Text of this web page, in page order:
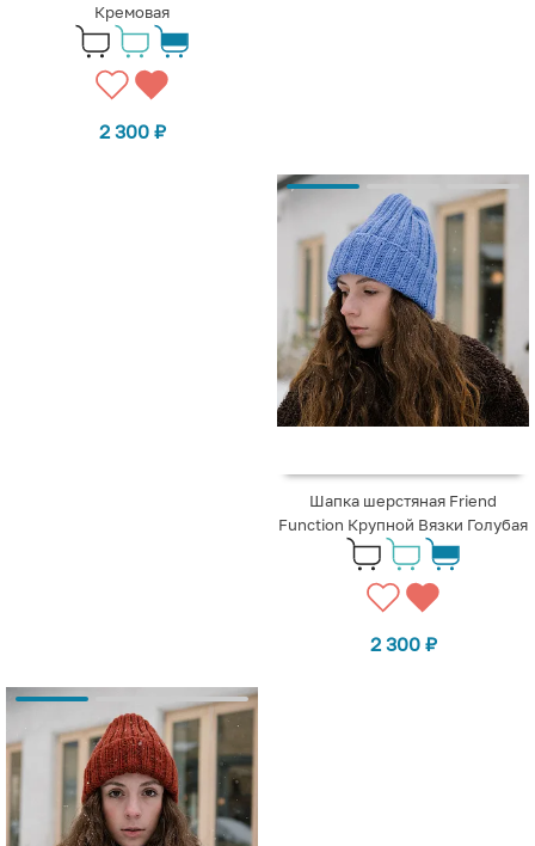
Кремовая
2 300 ₽
Шапка шерстяная Friend
Function Крупной Вязки Голубая
2 300 ₽